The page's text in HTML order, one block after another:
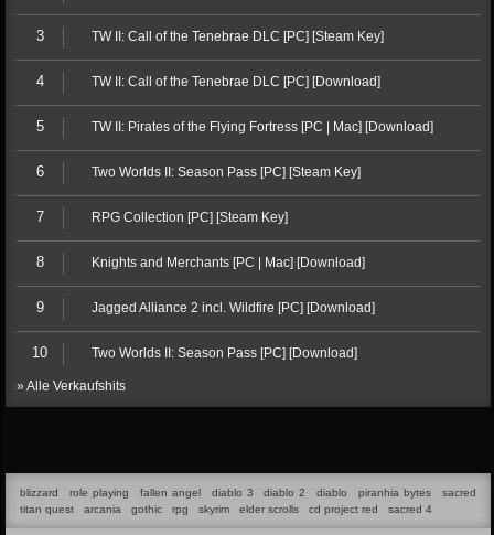
3 TW II: Call of the Tenebrae DLC [PC] [Steam Key]
4 TW II: Call of the Tenebrae DLC [PC] [Download]
5 TW II: Pirates of the Flying Fortress [PC | Mac] [Download]
6 Two Worlds II: Season Pass [PC] [Steam Key]
7 RPG Collection [PC] [Steam Key]
8 Knights and Merchants [PC | Mac] [Download]
9 Jagged Alliance 2 incl. Wildfire [PC] [Download]
10 Two Worlds II: Season Pass [PC] [Download]
» Alle Verkaufshits
blizzard role playing fallen angel diablo 3 diablo 2 diablo piranhia bytes
sacred
titan quest
arcania gothic rpg skyrim elder scrolls cd project red sacred 4